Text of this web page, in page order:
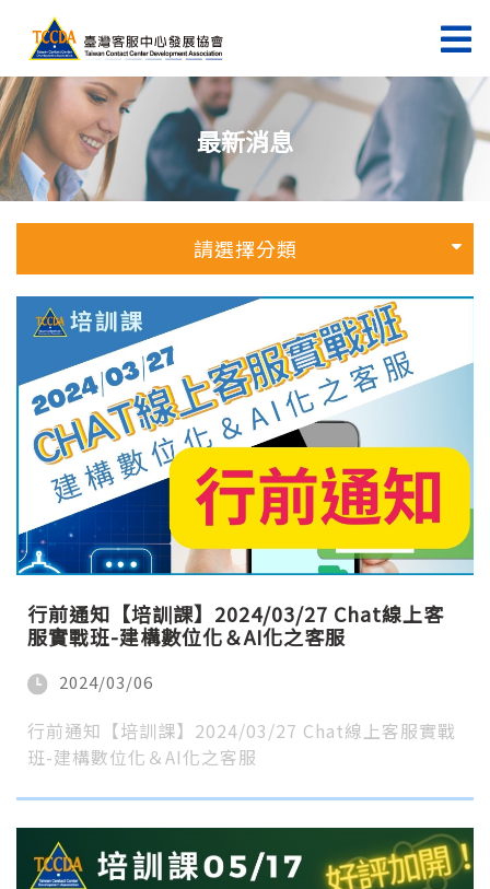
最新消息
請選擇分類
行前通知【培訓課】2024/03/27 Chat線上客
服實戰班-建構數位化＆AI化之客服
2024/03/06
行前通知【培訓課】2024/03/27 Chat線上客服實戰
班-建構數位化＆AI化之客服